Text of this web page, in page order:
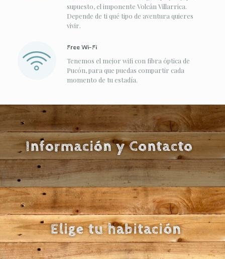
supuesto, el imponente Volcán Villarrica.
Depende de ti qué tipo de aventura quieres
vivir.
Free Wi-Fi
Tenemos el mejor wifi con fibra óptica de
Pucón, para que puedas compartir cada
momento de tu estadía.